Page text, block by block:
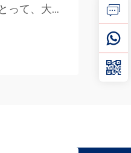
って、大き
リングは、
カ
の
っ
た
ツ
さら